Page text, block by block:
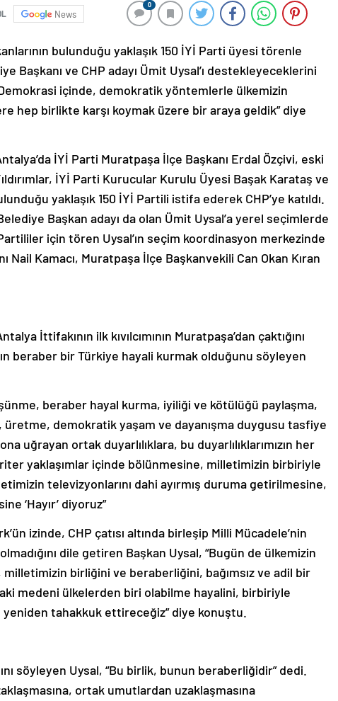
News
0
bulunduğu yaklaşık 150 İYİ Parti üyesi törenle
Başkanı ve CHP adayı Ümit Uysal’ı destekleyeceklerini
içinde, demokratik yöntemlerle ülkemizin
hep birlikte karşı koymak üzere bir araya geldik” diye
İYİ Parti Muratpaşa İlçe Başkanı Erdal Özçivi, eski
İYİ Parti Kurucular Kurulu Üyesi Başak Karataş ve
yaklaşık 150 İYİ Partili istifa ederek CHP’ye katıldı.
Başkan adayı da olan Ümit Uysal’a yerel seçimlerde
için tören Uysal’ın seçim koordinasyon merkezinde
Nail Kamacı, Muratpaşa İlçe Başkanvekili Can Okan Kıran
İttifakının ilk kıvılcımının Muratpaşa’dan çaktığını
beraber bir Türkiye hayali kurmak olduğunu söyleyen
beraber hayal kurma, iyiliği ve kötülüğü paylaşma,
üretme, demokratik yaşam ve dayanışma duygusu tasfiye
uğrayan ortak duyarlılıklara, bu duyarlılıklarımızın her
yaklaşımlar içinde bölünmesine, milletimizin birbiriyle
televizyonlarını dahi ayırmış duruma getirilmesine,
‘Hayır’ diyoruz”
izinde, CHP çatısı altında birleşip Milli Mücadele’nin
dile getiren Başkan Uysal, “Bugün de ülkemizin
birliğini ve beraberliğini, bağımsız ve adil bir
medeni ülkelerden biri olabilme hayalini, birbiriyle
yeniden tahakkuk ettireceğiz” diye konuştu.
söyleyen Uysal, “Bu birlik, bunun beraberliğidir” dedi.
ortak umutlardan uzaklaşmasına